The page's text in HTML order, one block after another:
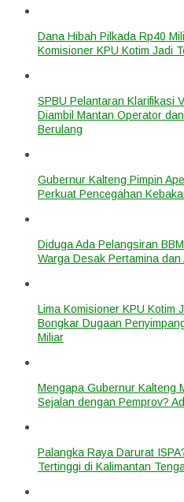
Dana Hibah Pilkada Rp40
Komisioner KPU Kotim Jadi
SPBU Pelantaran Klarifikasi
Diambil Mantan Operator
Berulang
Gubernur Kalteng Pimpin
Perkuat Pencegahan
Diduga Ada Pelangsiran
Warga Desak Pertamina
Lima Komisioner KPU Kotim
Bongkar Dugaan
Miliar
Mengapa Gubernur Kalteng
Sejalan dengan Pemprov?
Palangka Raya Darurat
Tertinggi di Kalimantan